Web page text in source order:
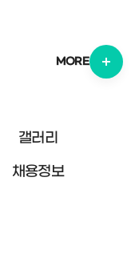
갤러리
채용정보
MORE